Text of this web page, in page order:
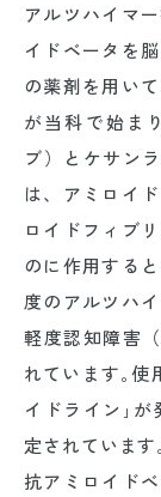
アルツハイマ
イドベータを
の薬剤を用い
が当科で始ま
ブ）とケサン
は、アミロイ
ロイドフィブ
のに作用する
度のアルツハ
軽度認知障害
れています｡使
イドライン｣
定されています｡
抗アミロイド